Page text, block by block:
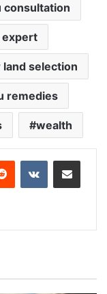
consultation
expert
selection
remedies
wealth
Reddit VKontakteShare via Email